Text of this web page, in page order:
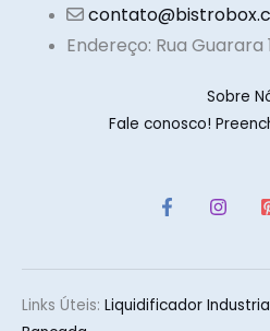
Endereço: Rua Guarara
Sobre
Fale conosco!
Links Úteis: Liquidificador Industria